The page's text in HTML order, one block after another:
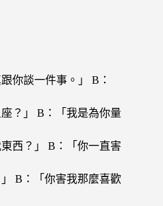
你談一件事。」 B：
？」 B：「我是為你量
西？」 B：「你一直害
B：「你害我那麼喜歡